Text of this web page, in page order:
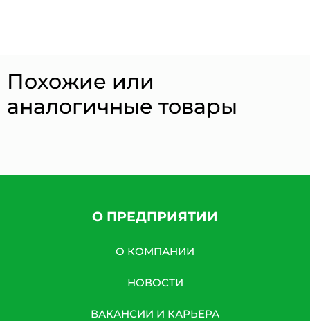
Похожие или
аналогичные товары
О ПРЕДПРИЯТИИ
О КОМПАНИИ
НОВОСТИ
ВАКАНСИИ И КАРЬЕРА